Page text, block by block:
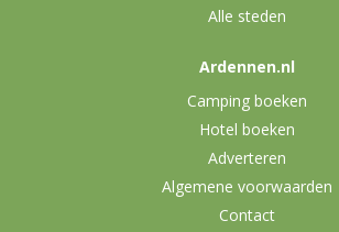
Alle steden
Ardennen.nl
Camping boeken
Hotel boeken
Adverteren
Algemene voorwaarden
Contact